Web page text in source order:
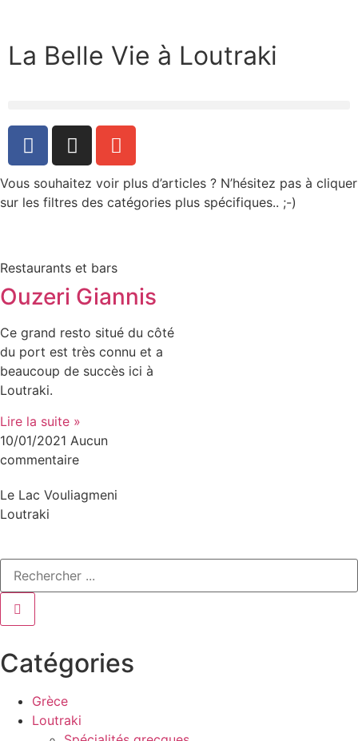
La Belle Vie à Loutraki
Vous souhaitez voir plus d’articles ? N’hésitez pas à cliquer
sur les filtres des catégories plus spécifiques.. ;-)
Restaurants et bars
Ouzeri Giannis
Ce grand resto situé du côté
du port est très connu et a
beaucoup de succès ici à
Loutraki.
Lire la suite »
10/01/2021 Aucun
commentaire
Le Lac Vouliagmeni
Loutraki
Catégories
Grèce
Loutraki